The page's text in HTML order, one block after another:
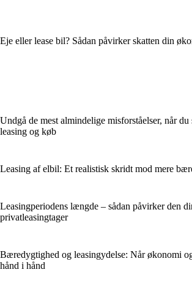
Eje eller lease bil? Sådan påvirker skatten din
Undgå de mest almindelige misforståelser, når du
leasing og køb
Leasing af elbil: Et realistisk skridt mod mere
Leasingperiodens længde – sådan påvirker den
privatleasingtager
Bæredygtighed og leasingydelse: Når økonomi
hånd i hånd